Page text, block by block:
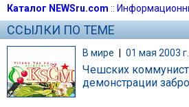
Каталог NEWSru.com ::
ССЫЛКИ ПО ТЕМЕ
В мире | 01 мая 2003
Чешских
демонстрации